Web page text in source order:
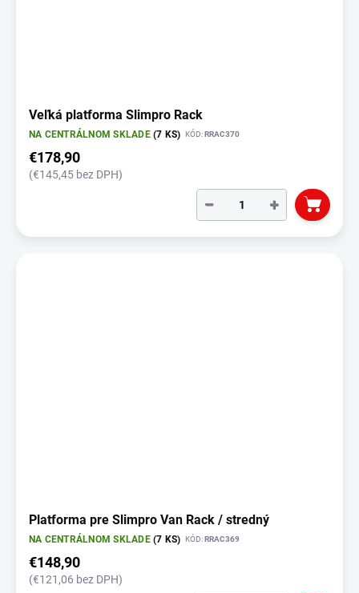
Veľká platforma Slimpro Rack
NA CENTRÁLNOM SKLADE(7 KS) KÓD: RRAC370
€178,90
(€145,45 bez DPH)
+
−
Platforma pre Slimpro Van Rack / stredný
NA CENTRÁLNOM SKLADE(7 KS) KÓD:RRAC369
€148,90
(€121,06 bez DPH)